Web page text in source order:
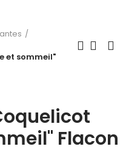
et sommeil"
Flacon